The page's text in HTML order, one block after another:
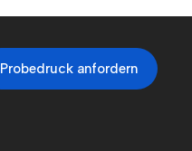
Probedruck anfordern